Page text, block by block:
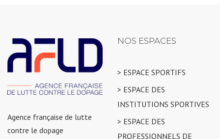
Agence française de lutte
contre le dopage
NOS ESPACES
> ESPACE SPORTIFS
> ESPACE DES
INSTITUTIONS SPORTIVES
> ESPACE DES
PROFESSIONNELS DE